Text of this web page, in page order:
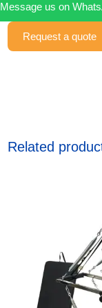
Message us on
Request a quote
Related